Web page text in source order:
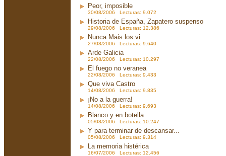
Peor, imposible
30/08/2006 Lecturas: 9.072
Historia de España, Zapatero suspenso
29/08/2006 Lecturas: 12.386
Nunca Mais los vi
27/08/2006 Lecturas: 9.640
Arde Galicia
22/08/2006 Lecturas: 10.297
El fuego no veranea
22/08/2006 Lecturas: 9.433
Que viva Castro
14/08/2006 Lecturas: 9.835
¡No a la guerra!
14/08/2006 Lecturas: 9.693
Blanco y en botella
05/08/2006 Lecturas: 10.247
Y para terminar de descansar...
05/08/2006 Lecturas: 9.314
La memoria histérica
16/07/2006 Lecturas: 12.456